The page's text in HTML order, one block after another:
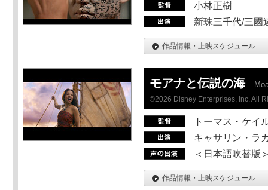
小林正樹
新珠三千代/三國
作品情報・上映スケジュール
モアナと伝説の海
©2026 Disney Enterprises, Inc. All
トーマス・ケイ
キャサリン・ラ
＜日本語吹替版
作品情報・上映スケジュール